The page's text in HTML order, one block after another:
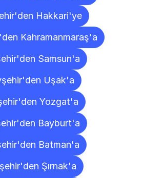
Hakkari'ye
Kahramanmaraş'a
Samsun'a
Uşak'a
Yozgat'a
Bayburt'a
Batman'a
Şırnak'a